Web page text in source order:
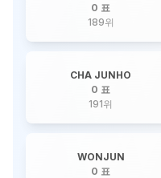
0 표
189위
CHA JUNHO
0 표
191위
WONJUN
0 표